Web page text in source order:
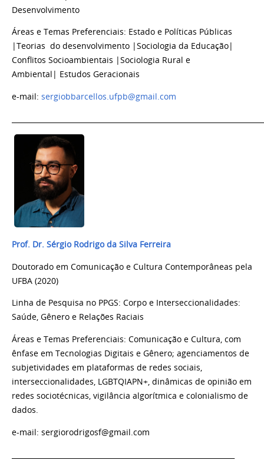
Desenvolvimento
Áreas e Temas Preferenciais: Estado e Políticas Públicas
|Teorias do desenvolvimento |Sociologia da Educação|
Conflitos Socioambientais |Sociologia Rural e
Ambiental| Estudos Geracionais
e-mail: sergiobbarcellos.ufpb@gmail.com
Prof. Dr. Sérgio Rodrigo da Silva Ferreira
Doutorado em Comunicação e Cultura Contemporâneas pela
UFBA (2020)
Linha de Pesquisa no PPGS: Corpo e Interseccionalidades:
Saúde, Gênero e Relações Raciais
Áreas e Temas Preferenciais: Comunicação e Cultura, com
ênfase em Tecnologias Digitais e Gênero; agenciamentos de
subjetividades em plataformas de redes sociais,
interseccionalidades, LGBTQIAPN+, dinâmicas de opinião em
redes sociotécnicas, vigilância algorítmica e colonialismo de
dados.
e-mail: sergiorodrigosf@gmail.com